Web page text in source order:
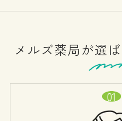
メルズ薬局が選